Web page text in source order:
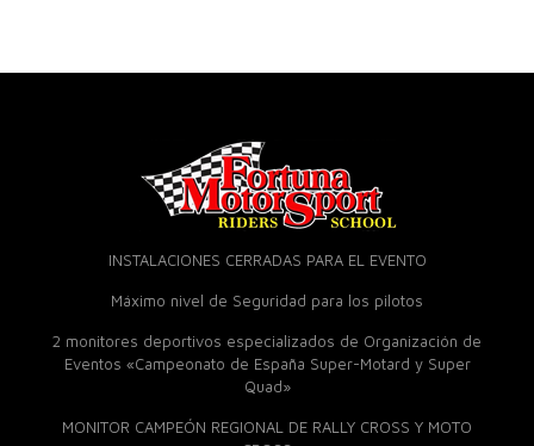
INSTALACIONES CERRADAS PARA EL EVENTO
Máximo nivel de Seguridad para los pilotos
2 monitores deportivos especializados de Organización de
Eventos «Campeonato de España Super-Motard y Super
Quad»
MONITOR CAMPEÓN REGIONAL DE RALLY CROSS Y MOTO